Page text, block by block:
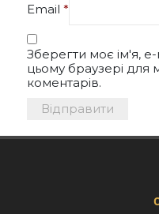
Email *
Зберегти моє ім'я,
цьому браузері для
коментарів.